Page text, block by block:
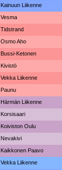
Kainuun Liikenne
Vesma
Tidstrand
Osmo Aho
Bussi-Ketonen
Kivistö
Vekka Liikenne
Paunu
Härmän Liikenne
Korsisaari
Koiviston Oulu
Nevakivi
Kaikkonen Paavo
Vekka Liikenne